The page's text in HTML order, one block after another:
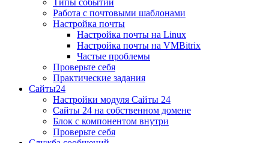
Типы событий
Работа с почтовыми шаблонами
Настройка почты
Настройка почты на Linux
Настройка почты на VMBitrix
Частые проблемы
Проверьте себя
Практические задания
Сайты24
Настройки модуля Сайты 24
Сайты 24 на собственном домене
Блок с компонентом внутри
Проверьте себя